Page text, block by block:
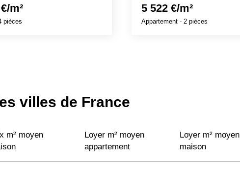
m²
pièces
5 522 €/m²
Appartement - 2 pièces
villes de France
m² moyen
Loyer m² moyen
appartement
Loyer m² moyen
maison